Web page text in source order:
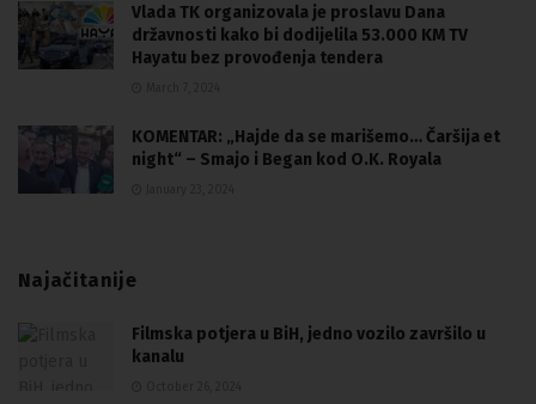
Vlada TK organizovala je proslavu Dana
državnosti kako bi dodijelila 53.000 KM TV
Hayatu bez provođenja tendera
KOMENTAR: „Hajde da se marišemo… Čaršija et
night“ – Smajo i Began kod O.K. Royala
Najačitanije
Filmska potjera u BiH, jedno vozilo završilo u
kanalu